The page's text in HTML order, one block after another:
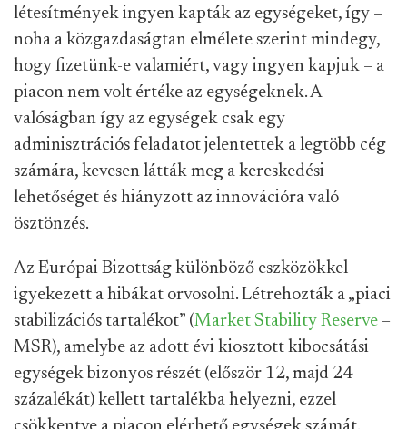
létesítmények ingyen kapták az egységeket, így –
noha a közgazdaságtan elmélete szerint mindegy,
hogy fizetünk-e valamiért, vagy ingyen kapjuk – a
piacon nem volt értéke az egységeknek. A
valóságban így az egységek csak egy
adminisztrációs feladatot jelentettek a legtöbb cég
számára, kevesen látták meg a kereskedési
lehetőséget és hiányzott az innovációra való
ösztönzés.
Az Európai Bizottság különböző eszközökkel
igyekezett a hibákat orvosolni. Létrehozták a „piaci
stabilizációs tartalékot” (Market Stability Reserve –
MSR), amelybe az adott évi kiosztott kibocsátási
egységek bizonyos részét (először 12, majd 24
százalékát) kellett tartalékba helyezni, ezzel